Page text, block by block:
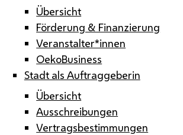
Übersicht
Förderung & Finanzierung
Veranstalter*innen
OekoBusiness
Stadt als Auftraggeberin
Übersicht
Ausschreibungen
Vertragsbestimmungen